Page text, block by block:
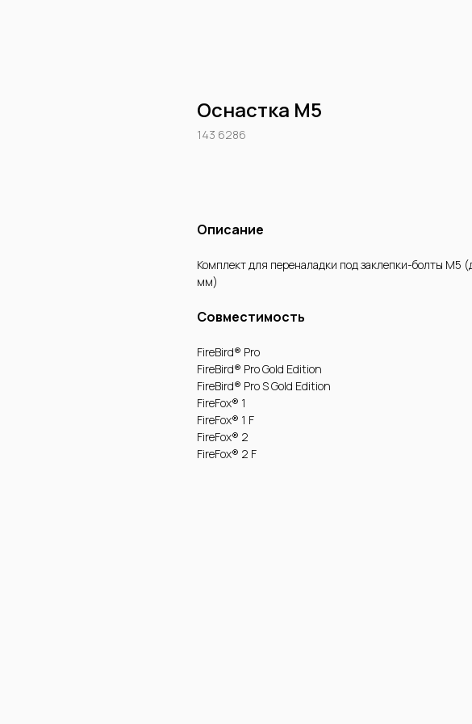
Оснастка М5
143 6286
Описание
Комплект для переналадки под заклепки-болты М5
мм)
Совместимость
FireBird® Pro
FireBird® Pro Gold Edition
FireBird® Pro S Gold Edition
FireFox® 1
FireFox® 1 F
FireFox® 2
FireFox® 2 F